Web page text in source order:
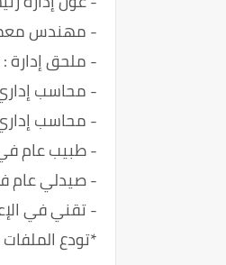
- مهندس
- ملحق إدارة : 13
- محاسب إداري :
- محاسب إداري
- طبيب عام في
- صيدلي عام
- تقني في
*تودع